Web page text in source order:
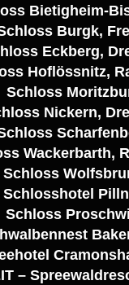
Bietigheim-
Burgk,
Eckberg,
Hoflössnitz,
Schloss
Nickern,
Wackerbarth,
Schloss
Schlosshotel
Schloss
–